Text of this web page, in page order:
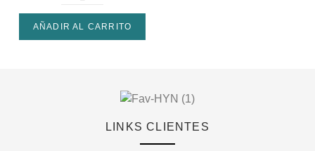
AÑADIR AL CARRITO
LINKS CLIENTES